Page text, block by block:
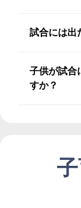
試合には出
子供が試合
すか？